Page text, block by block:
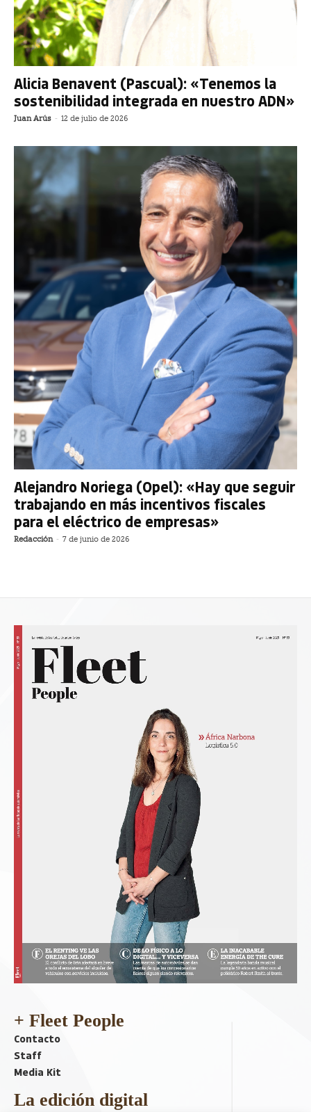
Alicia Benavent (Pascual): «Tenemos la
sostenibilidad integrada en nuestro ADN»
Juan Arús - 12 de julio de 2026
Alejandro Noriega (Opel): «Hay que seguir
trabajando en más incentivos fiscales
para el eléctrico de empresas»
Redacción - 7 de junio de 2026
+ Fleet People
Contacto
Staff
Media Kit
La edición digital